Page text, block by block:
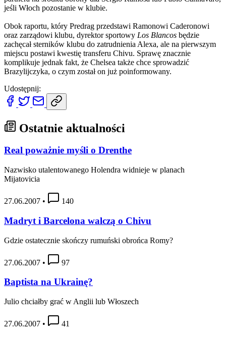
jeśli Włoch pozostanie w klubie.
Obok raportu, który Predrag przedstawi Ramonowi Caderonowi
oraz zarządowi klubu, dyrektor sportowy Los Blancos będzie
zachęcał sterników klubu do zatrudnienia Alexa, ale na pierwszym
miejscu postawi kwestię transferu Chivu. Sprawę znacznie
komplikuje jednak fakt, że Chelsea także chce sprowadzić
Brazylijczyka, o czym został on już poinformowany.
Udostępnij:
Ostatnie aktualności
Real poważnie myśli o Drenthe
Nazwisko utalentowanego Holendra widnieje w planach
Mijatovicia
27.06.2007 • 140
Madryt i Barcelona walczą o Chivu
Gdzie ostatecznie skończy rumuński obrońca Romy?
27.06.2007 • 97
Baptista na Ukrainę?
Julio chciałby grać w Anglii lub Włoszech
27.06.2007 • 41